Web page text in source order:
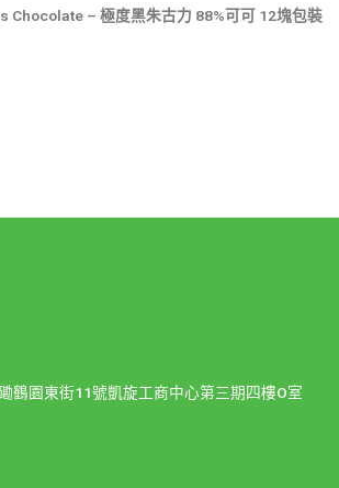
Chocolate – 極度黑朱古力 88%可可 12塊包裝
鶴園東街11號凱旋工商中心第三期四樓O室